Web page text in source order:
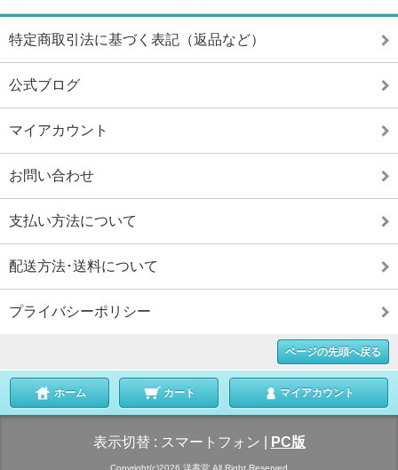
特定商取引法に基づく表記（返品など）
公式ブログ
マイアカウント
お問い合わせ
支払い方法について
配送方法･送料について
プライバシーポリシー
ページの先頭へ戻る
ホーム カート マイアカウント
表示切替 : スマートフォン PC版
Copyright(c)2026 洋書堂 All Right Reserved